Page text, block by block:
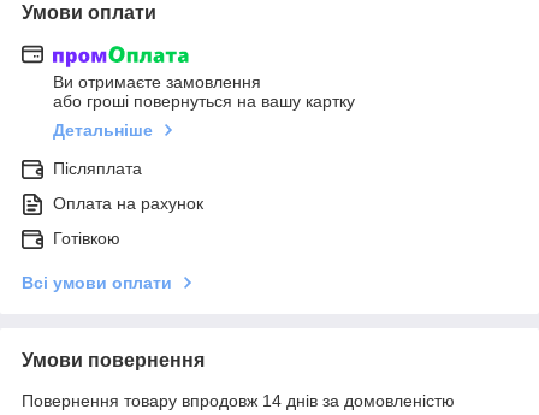
Умови оплати
Ви отримаєте замовлення
або гроші повернуться на вашу картку
Детальніше
Післяплата
Оплата на рахунок
Готівкою
Всі умови оплати
Умови повернення
Повернення товару впродовж 14 днів за домовленістю